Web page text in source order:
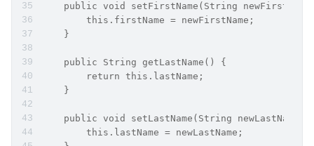
public void setFirstName(String
        this.firstName = newFirstName;
    }
    public String getLastName() {
        return this.lastName;
    }
public void setLastName(String newLastName)
        this.lastName = newLastName;